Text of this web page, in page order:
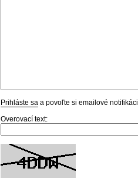
Prihláste sa a povoľte si emailové
Overovací text: